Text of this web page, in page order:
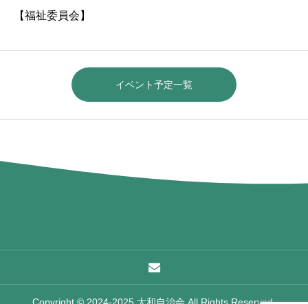
【福祉委員会】
イベント予定一覧
Copyright © 2024-2025 大和自治会 All Rights Reserved.